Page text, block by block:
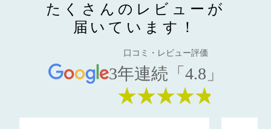
たくさんのレビューが
届いています！
口コミ・レビュー評価
3年連続「4.8」
★★★★★